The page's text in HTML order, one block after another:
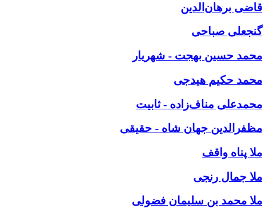
قاضی برهان‌الدین
گنجعلی صباحی
محمد حسین بهجت - شهریار
محمد حکیم هیدجی
محمدعلی مناف‌زاده - ثابیت
مظفرالدین جهان شاه - حقیقی
ملا پناه واقف
ملا جمال رنجی
ملا محمد بن سلیمان فضولی